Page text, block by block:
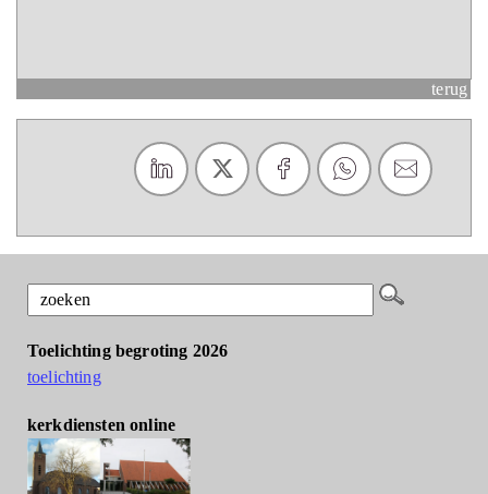
terug
Toelichting begroting 2026
toelichting
kerkdiensten online